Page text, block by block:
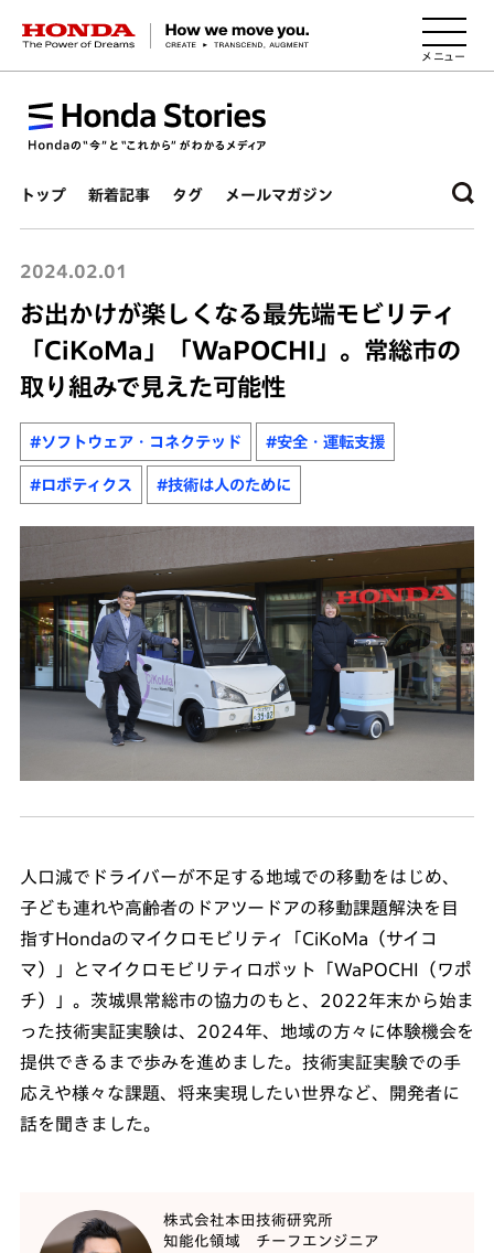
HONDA The Power of Dreams
トップ 新着記事 タグ メールマガジン
2024.02.01
お出かけが楽しくなる最先端モビリティ
「CiKoMa」「WaPOCHI」。常総市の
取り組みで見えた可能性
#ソフトウェア・コネクテッド #安全・運転支援
#ロボティクス #技術は人のために
人口減でドライバーが不足する地域での移動をはじめ、
子ども連れや高齢者のドアツードアの移動課題解決を目
指すHondaのマイクロモビリティ「CiKoMa（サイコ
マ）」とマイクロモビリティロボット「WaPOCHI（ワポ
チ）」。茨城県常総市の協力のもと、2022年末から始ま
った技術実証実験は、2024年、地域の方々に体験機会を
提供できるまで歩みを進めました。技術実証実験での手
応えや様々な課題、将来実現したい世界など、開発者に
話を聞きました。
株式会社本田技術研究所
知能化領域 チーフエンジニア